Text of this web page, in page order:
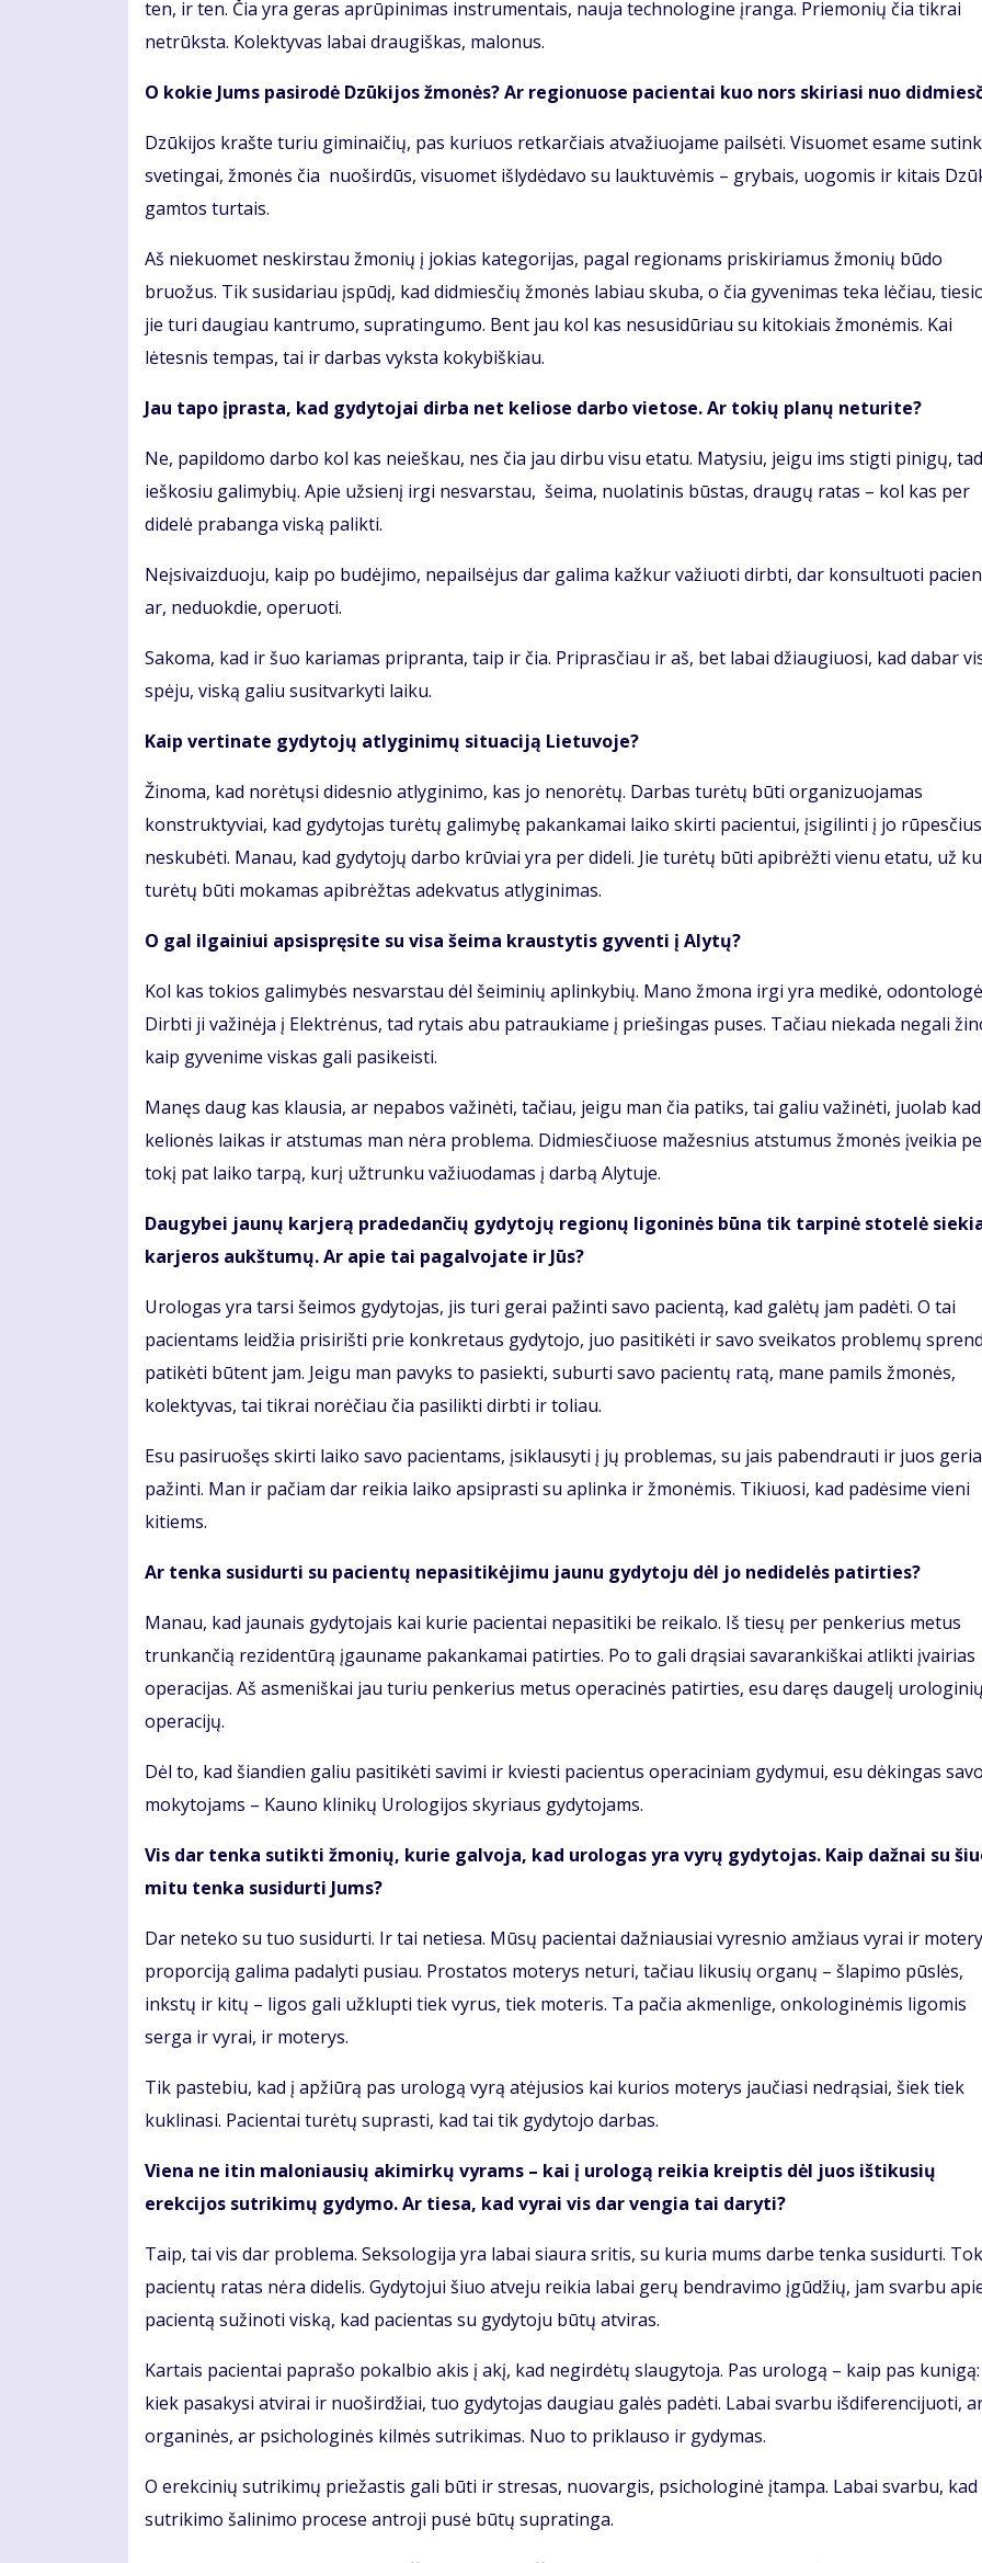
ten, ir ten. Čia yra geras aprūpinimas instrumentais, nauja technologine įranga. Priemonių čia tikrai
netrūksta. Kolektyvas labai draugiškas, malonus.
O kokie Jums pasirodė Dzūkijos žmonės? Ar regionuose pacientai kuo nors skiriasi nuo
Dzūkijos krašte turiu giminaičių, pas kuriuos retkarčiais atvažiuojame pailsėti. Visuomet esame
svetingai, žmonės čia nuoširdūs, visuomet išlydėdavo su lauktuvėmis – grybais, uogomis ir kitais
gamtos turtais.
Aš niekuomet neskirstau žmonių į jokias kategorijas, pagal regionams priskiriamus žmonių būdo
bruožus. Tik susidariau įspūdį, kad didmiesčių žmonės labiau skuba, o čia gyvenimas teka lėčiau,
jie turi daugiau kantrumo, supratingumo. Bent jau kol kas nesusidūriau su kitokiais žmonėmis. Kai
lėtesnis tempas, tai ir darbas vyksta kokybiškiau.
Jau tapo įprasta, kad gydytojai dirba net keliose darbo vietose. Ar tokių planų neturite?
Ne, papildomo darbo kol kas neieškau, nes čia jau dirbu visu etatu. Matysiu, jeigu ims stigti pinigų,
ieškosiu galimybių. Apie užsienį irgi nesvarstau, šeima, nuolatinis būstas, draugų ratas – kol kas per
didelė prabanga viską palikti.
Neįsivaizduoju, kaip po budėjimo, nepailsėjus dar galima kažkur važiuoti dirbti, dar konsultuoti
ar, neduokdie, operuoti.
Sakoma, kad ir šuo kariamas pripranta, taip ir čia. Priprasčiau ir aš, bet labai džiaugiuosi, kad dabar
spėju, viską galiu susitvarkyti laiku.
Kaip vertinate gydytojų atlyginimų situaciją Lietuvoje?
Žinoma, kad norėtųsi didesnio atlyginimo, kas jo nenorėtų. Darbas turėtų būti organizuojamas
konstruktyviai, kad gydytojas turėtų galimybę pakankamai laiko skirti pacientui, įsigilinti į jo
neskubėti. Manau, kad gydytojų darbo krūviai yra per dideli. Jie turėtų būti apibrėžti vienu etatu, už
turėtų būti mokamas apibrėžtas adekvatus atlyginimas.
O gal ilgainiui apsispręsite su visa šeima kraustytis gyventi į Alytų?
Kol kas tokios galimybės nesvarstau dėl šeiminių aplinkybių. Mano žmona irgi yra medikė,
Dirbti ji važinėja į Elektrėnus, tad rytais abu patraukiame į priešingas puses. Tačiau niekada negali
kaip gyvenime viskas gali pasikeisti.
Manęs daug kas klausia, ar nepabos važinėti, tačiau, jeigu man čia patiks, tai galiu važinėti, juolab kad
kelionės laikas ir atstumas man nėra problema. Didmiesčiuose mažesnius atstumus žmonės įveikia
tokį pat laiko tarpą, kurį užtrunku važiuodamas į darbą Alytuje.
Daugybei jaunų karjerą pradedančių gydytojų regionų ligoninės būna tik tarpinė stotelė
karjeros aukštumų. Ar apie tai pagalvojate ir Jūs?
Urologas yra tarsi šeimos gydytojas, jis turi gerai pažinti savo pacientą, kad galėtų jam padėti. O tai
pacientams leidžia prisirišti prie konkretaus gydytojo, juo pasitikėti ir savo sveikatos problemų
patikėti būtent jam. Jeigu man pavyks to pasiekti, suburti savo pacientų ratą, mane pamils žmonės,
kolektyvas, tai tikrai norėčiau čia pasilikti dirbti ir toliau.
Esu pasiruošęs skirti laiko savo pacientams, įsiklausyti į jų problemas, su jais pabendrauti ir juos
pažinti. Man ir pačiam dar reikia laiko apsiprasti su aplinka ir žmonėmis. Tikiuosi, kad padėsime vieni
kitiems.
Ar tenka susidurti su pacientų nepasitikėjimu jaunu gydytoju dėl jo nedidelės patirties?
Manau, kad jaunais gydytojais kai kurie pacientai nepasitiki be reikalo. Iš tiesų per penkerius metus
trunkančią rezidentūrą įgauname pakankamai patirties. Po to gali drąsiai savarankiškai atlikti įvairias
operacijas. Aš asmeniškai jau turiu penkerius metus operacinės patirties, esu daręs daugelį urologinių
operacijų.
Dėl to, kad šiandien galiu pasitikėti savimi ir kviesti pacientus operaciniam gydymui, esu dėkingas savo
mokytojams – Kauno klinikų Urologijos skyriaus gydytojams.
Vis dar tenka sutikti žmonių, kurie galvoja, kad urologas yra vyrų gydytojas. Kaip dažnai su
mitu tenka susidurti Jums?
Dar neteko su tuo susidurti. Ir tai netiesa. Mūsų pacientai dažniausiai vyresnio amžiaus vyrai ir
proporciją galima padalyti pusiau. Prostatos moterys neturi, tačiau likusių organų – šlapimo pūslės,
inkstų ir kitų – ligos gali užklupti tiek vyrus, tiek moteris. Ta pačia akmenlige, onkologinėmis ligomis
serga ir vyrai, ir moterys.
Tik pastebiu, kad į apžiūrą pas urologą vyrą atėjusios kai kurios moterys jaučiasi nedrąsiai, šiek tiek
kuklinasi. Pacientai turėtų suprasti, kad tai tik gydytojo darbas.
Viena ne itin maloniausių akimirkų vyrams – kai į urologą reikia kreiptis dėl juos ištikusių
erekcijos sutrikimų gydymo. Ar tiesa, kad vyrai vis dar vengia tai daryti?
Taip, tai vis dar problema. Seksologija yra labai siaura sritis, su kuria mums darbe tenka susidurti.
pacientų ratas nėra didelis. Gydytojui šiuo atveju reikia labai gerų bendravimo įgūdžių, jam svarbu
pacientą sužinoti viską, kad pacientas su gydytoju būtų atviras.
Kartais pacientai paprašo pokalbio akis į akį, kad negirdėtų slaugytoja. Pas urologą – kaip pas kunigą:
kiek pasakysi atvirai ir nuoširdžiai, tuo gydytojas daugiau galės padėti. Labai svarbu išdiferencijuoti,
organinės, ar psichologinės kilmės sutrikimas. Nuo to priklauso ir gydymas.
O erekcinių sutrikimų priežastis gali būti ir stresas, nuovargis, psichologinė įtampa. Labai svarbu, kad
sutrikimo šalinimo procese antroji pusė būtų supratinga.